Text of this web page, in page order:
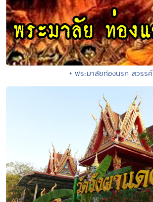
• พระมาลัยท่องนรก สวรรค์